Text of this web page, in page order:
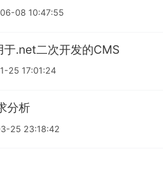
08 10:47:55
.net二次开发的CMS
25 17:01:24
分析
25 23:18:42